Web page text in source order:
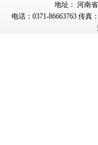
地址： 河南
电话：0371-86663763 传真